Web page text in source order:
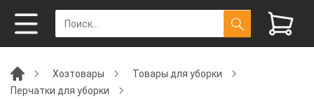
Хозтовары
Товары для уборки
Перчатки для уборки